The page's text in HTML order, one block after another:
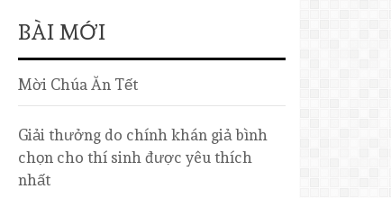
BÀI MỚI
Mời Chúa Ăn Tết
Giải thưởng do chính khán giả bình
chọn cho thí sinh được yêu thích
nhất